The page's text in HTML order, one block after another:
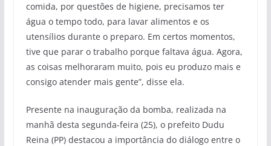
comida, por questões de higiene, precisamos ter
água o tempo todo, para lavar alimentos e os
utensílios durante o preparo. Em certos momentos,
tive que parar o trabalho porque faltava água. Agora,
as coisas melhoraram muito, pois eu produzo mais e
consigo atender mais gente”, disse ela.
Presente na inauguração da bomba, realizada na
manhã desta segunda-feira (25), o prefeito Dudu
Reina (PP) destacou a importância do diálogo entre o